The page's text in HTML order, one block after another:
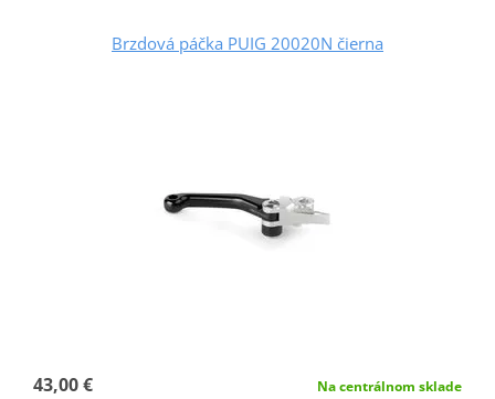
Brzdová páčka PUIG 20020N čierna
43,00 € Na centrálnom sklade